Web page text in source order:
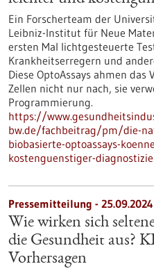
Ein Forscherteam der
Leibniz-Institut für Neue
ersten Mal lichtgesteuerte
Krankheitserregern und
Diese OptoAssays ahmen
Zellen nicht nur nach, sie
Programmierung.
https://
bw.de/fachbeitrag/pm/die-
biobasierte-optoassays-
kostenguenstiger-
Pressemitteilung - 25.09.2024
Wie wirken sich
die Gesundheit aus?
Vorhersagen